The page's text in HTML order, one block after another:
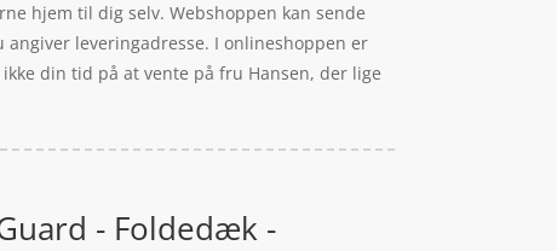
hjem til dig selv. Webshoppen kan sende
leveringadresse. I onlineshoppen er
din tid på at vente på fru Hansen, der lige
- Foldedæk -